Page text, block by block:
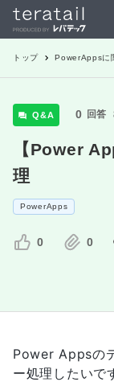
トップ PowerAppsに
Q&A 0 回答
【Power
理
PowerApps
0 0
Power Appsの
ー処理したいで